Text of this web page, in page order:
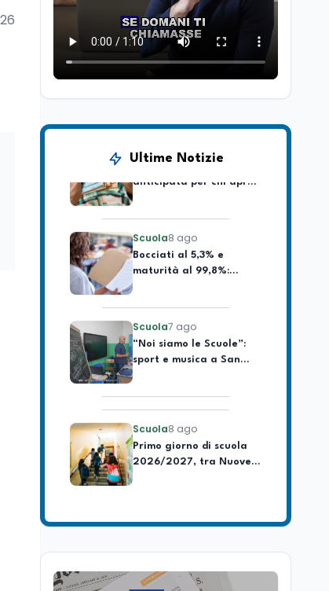
Ultime Notizie
Lavoro8 ago
esce a 62 anni perde il
10% dell'assegno
Lavoro8 ago
anticipata per chi apre
maturità al 99,8%:
dietro l'appello di
Dell'Arti
sport e musica a San
Miniato, STEM a Lerici
con il progetto del Mim
2026/2027, tra Nuove
Indicazioni e 8 date
esce a 62 anni perde il
Lavoro 8 ago